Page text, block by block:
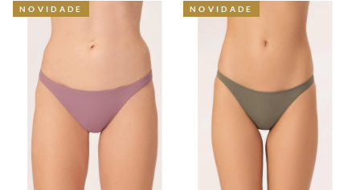
NOVIDADE NOVIDADE